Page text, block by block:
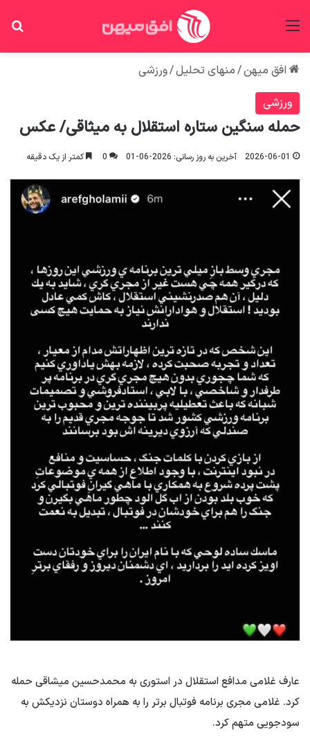
افق میهن/منهای تحلیل/ورزشی
ورزشی
حمله سنگین ستاره استقلال به میثاقی/ عکس
2026-06-01 آخرین به روز رسانی: 2026-06-01 0 کمتر از یک دقیقه
عارف غلامی مدافع استقلال در استوری به محمدحسین میشاقی حمله
کرد. غلامی مجری برنامه فوتبال برتر را به همراه دوستان نزدیکش به
سودجویی متهم کرد.